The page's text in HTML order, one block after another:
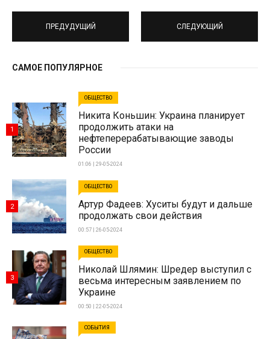
ПРЕДУДУЩИЙ СЛЕДУЮЩИЙ
САМОЕ ПОПУЛЯРНОЕ
ОБЩЕСТВО
Никита Коньшин: Украина планирует
продолжить атаки на
нефтеперерабатывающие заводы
России
01:06 | 29-05-2024
1
ОБЩЕСТВО
Артур Фадеев: Хуситы будут и дальше
продолжать свои действия
00:57 | 26-05-2024
2
ОБЩЕСТВО
Николай Шлямин: Шредер выступил с
весьма интересным заявлением по
Украине
00:50 | 22-05-2024
3
СОБЫТИЯ